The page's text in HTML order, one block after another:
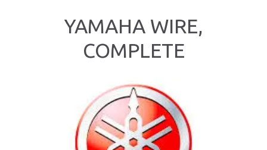
YAMAHA WIRE,
COMPLETE